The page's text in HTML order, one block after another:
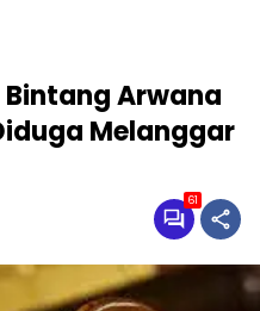
Bintang Arwana
Melanggar
61